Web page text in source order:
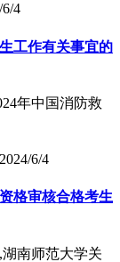
6/4
工作有关事宜的
年中国消防救
2024/6/4
格审核合格考生
南师范大学关